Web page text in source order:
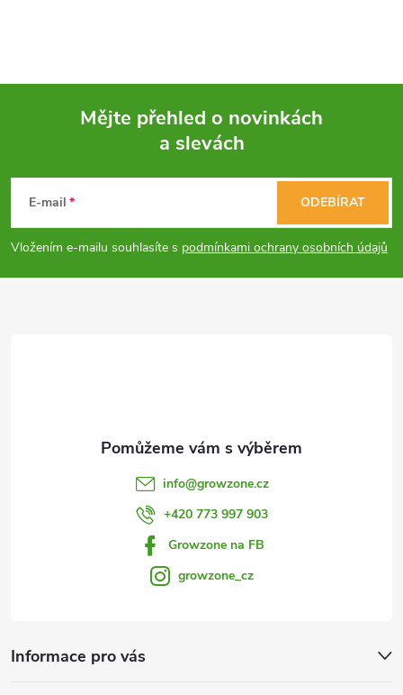
a
í
p
u
p
a
Mějte přehled o novinkách
a slevách
E-mail
Vložením e-mailu souhlasíte s podmínkami ochrany osobních údajů
ODEBÍRAT
info@growzone.cz
+420 773 997 903
Growzone na FB
growzone_cz
Informace pro vás